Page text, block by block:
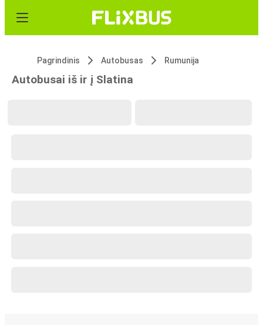
Pagrindinis Autobusas Rumunija
Autobusai iš ir į Slatina